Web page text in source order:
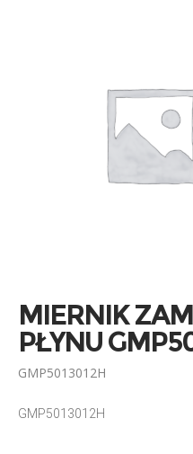
MIERNIK
PŁYNU
GMP5013012H
GMP5013012H